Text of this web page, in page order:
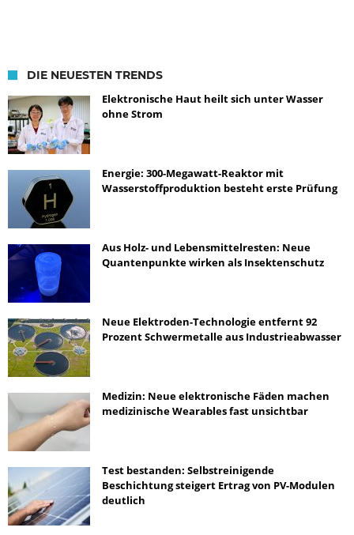
DIE NEUESTEN TRENDS
Elektronische Haut heilt sich unter Wasser
ohne Strom
Energie: 300-Megawatt-Reaktor mit
Wasserstoffproduktion besteht erste Prüfung
Aus Holz- und Lebensmittelresten: Neue
Quantenpunkte wirken als Insektenschutz
Neue Elektroden-Technologie entfernt 92
Prozent Schwermetalle aus Industrieabwasser
Medizin: Neue elektronische Fäden machen
medizinische Wearables fast unsichtbar
Test bestanden: Selbstreinigende
Beschichtung steigert Ertrag von PV-Modulen
deutlich